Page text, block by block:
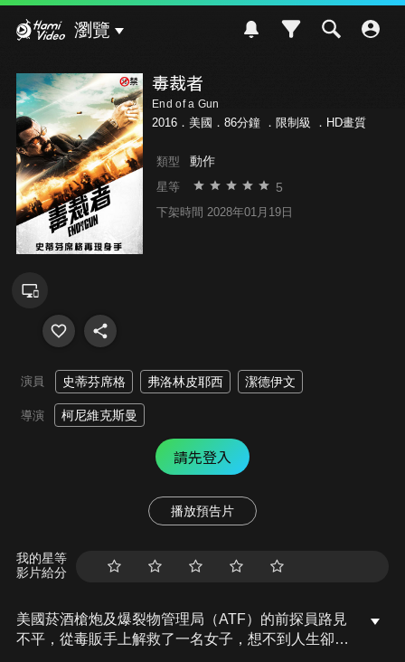
瀏覽
毒裁者
End of a Gun
2016．美國．86分鐘 ． 限制級 ．HD畫質
類型 動作
星等 5
下架時間 2028年01月19日
演員 史蒂芬席格 弗洛林皮耶西 潔德伊文
導演 柯尼維克斯曼
請先登入
播放預告片
我的星等
影片給分
美國菸酒槍炮及爆裂物管理局（ATF）的前探員路見
不平，從毒販手上解救了一名女子，想不到人生卻從